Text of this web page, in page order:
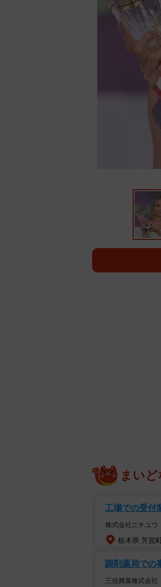
まい
工場での受付
株式会社ニチユウ
栃木県 芳賀
調剤薬局での
三信興業株式会社